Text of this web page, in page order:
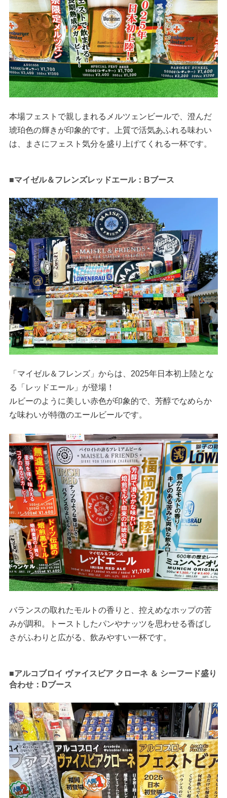
本場フェストで親しまれるメルツェンビールで、澄んだ
琥珀色の輝きが印象的です。上質で活気あふれる味わい
は、まさにフェスト気分を盛り上げてくれる一杯です。
■マイゼル＆フレンズレッドエール：Bブース
「マイゼル＆フレンズ」からは、2025年日本初上陸とな
る「レッドエール」が登場！
ルビーのように美しい赤色が印象的で、芳醇でなめらか
な味わいが特徴のエールビールです。
バランスの取れたモルトの香りと、控えめなホップの苦
みが調和。トーストしたパンやナッツを思わせる香ばし
さがふわりと広がる、飲みやすい一杯です。
■アルコブロイ ヴァイスビア クローネ ＆ シーフード盛り
合わせ：Dブース